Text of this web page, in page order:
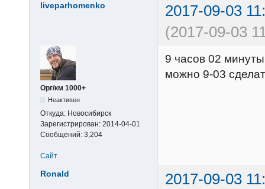
liveparhomenko
2017-09-03
(2017-09-03
Орг/км 1000+
Неактивен
Откуда: Новосибирск
Зарегистрирован: 2014-04-01
Сообщений: 3,204
9 часов 02
можно 9-03
Сайт
Ronald
2017-09-03